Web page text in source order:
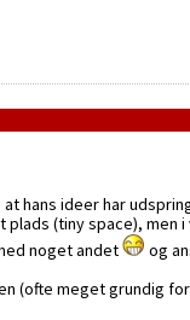
hans ideer har
(tiny space),
noget andet
og
meget grundig